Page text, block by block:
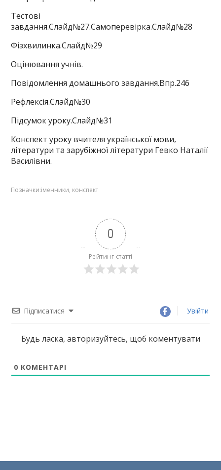
Тестові
завдання.Слайд№27.Самоперевірка.Слайд№28
Фізхвилинка.Слайд№29
Оцінювання учнів.
Повідомлення домашнього завдання.Впр.246
Рефлексія.Слайд№30
Підсумок уроку.Слайд№31
Конспект уроку вчителя української мови,
літератури та зарубіжної літератури Гевко Наталії
Василівни.
Позначки:іменники, конспект
0
Рейтинг статті
Підписатися Увійти
Будь ласка, авторизуйтесь, щоб коментувати
0 КОМЕНТАРІ